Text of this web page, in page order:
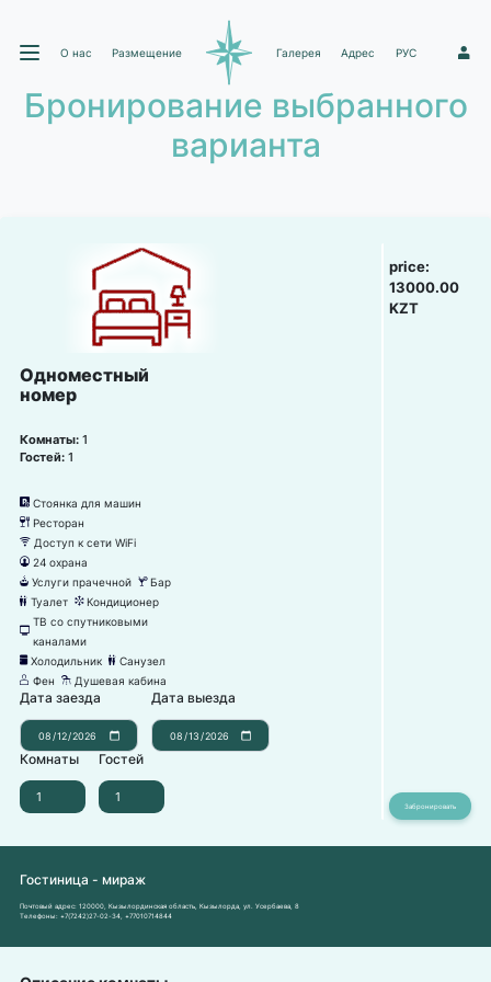
О нас Размещение Галерея Адрес РУС 1
Бронирование выбранного
варианта
Одноместный
номер
Комнаты: 1
Гостей: 1
냧 Стоянка для машин
뎃 Ресторан
뀄 Доступ к сети WiFi
댑 24 охрана
뀧 Услуги прачечной 끝 Бар
댃 Туалет 뀸 Кондиционер
넎
ТВ со спутниковыми
каналами
녒 Холодильник 댃 Санузел
덶 Фен 댴 Душевая кабина
Дата заезда Дата выезда
Комнаты Гостей
price:
13000.00
KZT
Гостиница - мираж
Почтовый адрес: 120000, Кызылординская область, Кызылорда, ул. Усербаева, 8
Телефоны: +7(7242)27-02-34 +77010714844